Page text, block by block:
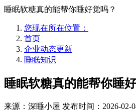
睡眠软糖真的能帮你睡好觉吗？
您现在所在位置：
首页
企业动态更新
睡眠知识
睡眠软糖真的能帮你睡
来源：深睡小屋 发布时间：2026-02-